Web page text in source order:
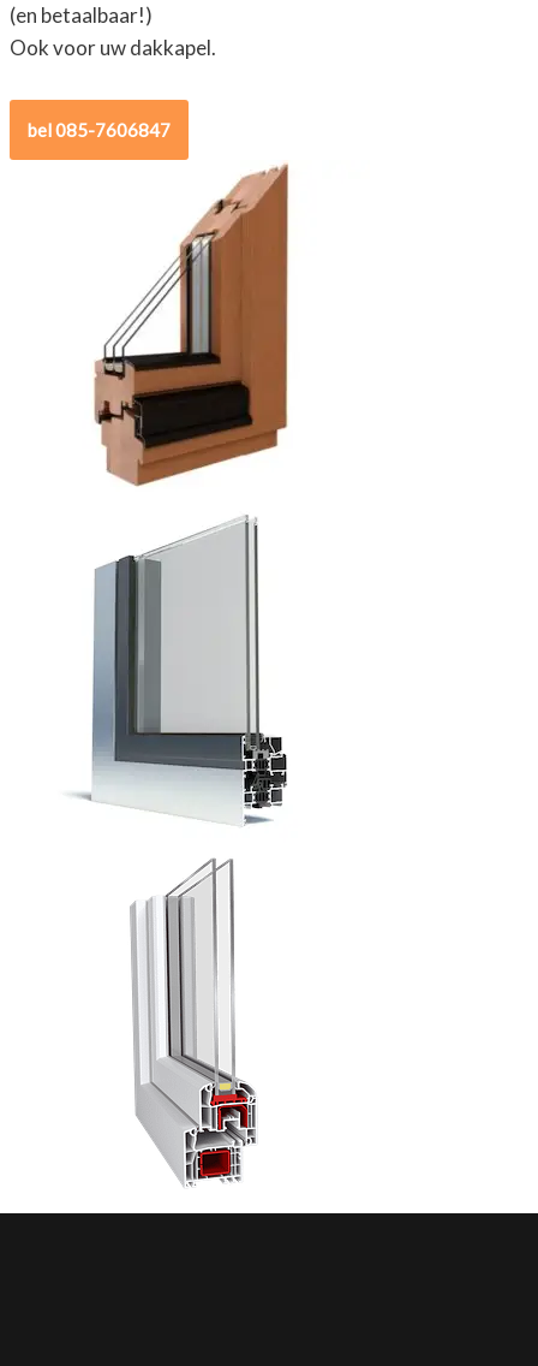
(en betaalbaar!)
Ook voor uw dakkapel.
bel 085-7606847